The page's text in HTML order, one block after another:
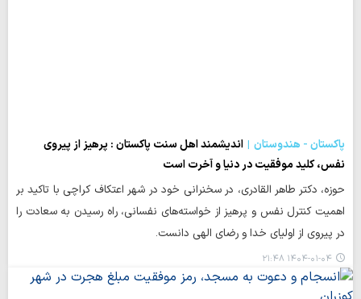
پاکستان - هندوستان
اندیشمند اهل سنت پاکستان : پرهیز از پیروی
نفس، کلید موفقیت در دنیا و آخرت است
حوزه، دکتر طاهر القادری، در سخنرانی خود در شهر اعتکاف کراچی با تاکید بر
اهمیت کنترل نفس و پرهیز از خواسته‌های نفسانی، راه رسیدن به سعادت را
در پیروی از اولیای خدا و رضای الهی دانست.
۱۴۰۴-۰۱-۰۴ ۲۱:۴۸